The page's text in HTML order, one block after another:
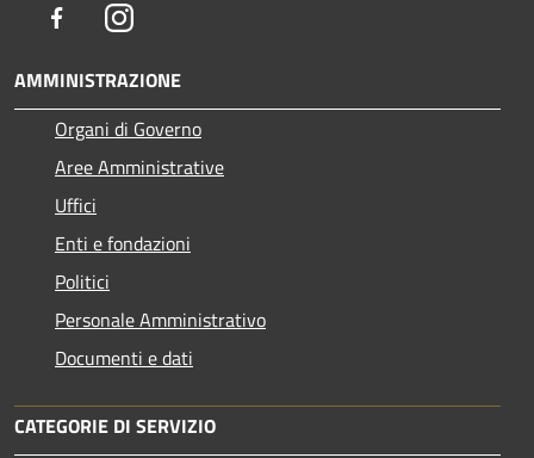
FacebookInstagram
AMMINISTRAZIONE
Organi di Governo
Aree Amministrative
Uffici
Enti e fondazioni
Politici
Personale Amministrativo
Documenti e dati
CATEGORIE DI SERVIZIO